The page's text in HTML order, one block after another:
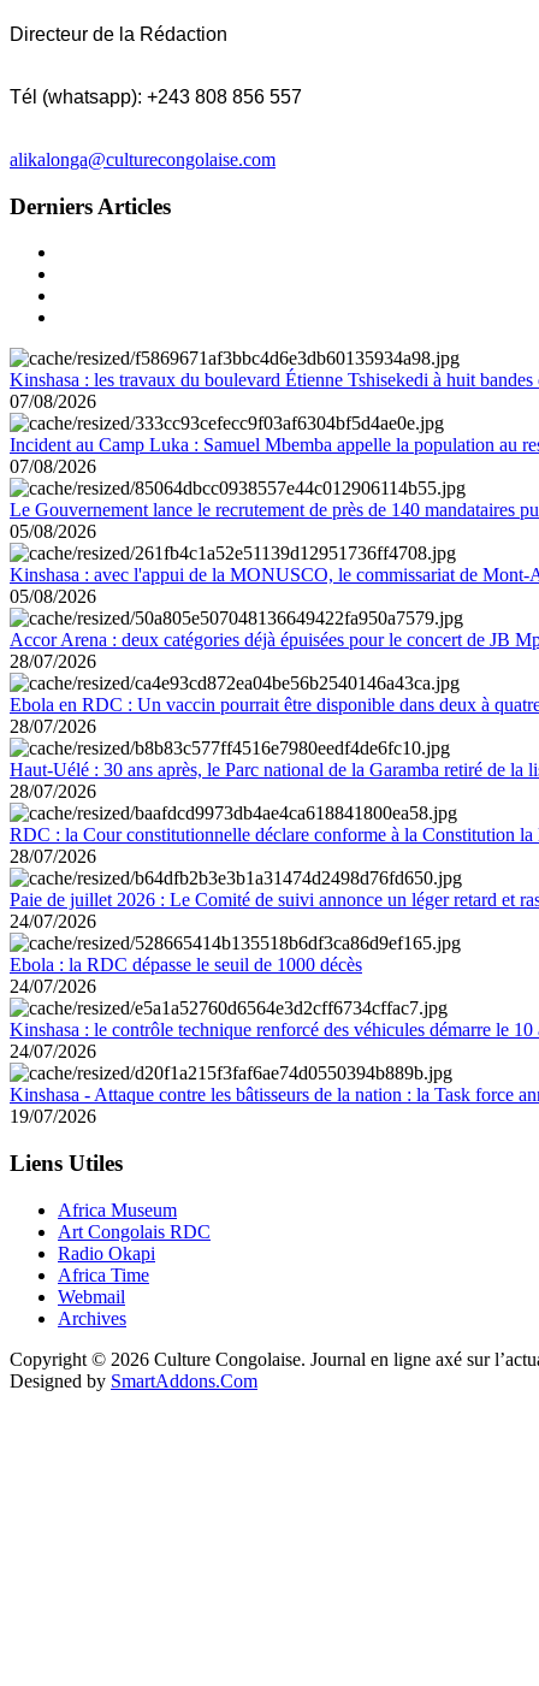
Directeur de la Rédaction
Tél (whatsapp): +243 808 856 557
alikalonga@culturecongolaise.com
Derniers Articles
Kinshasa : les travaux du boulevard Étienne Tshisekedi à huit
07/08/2026
Incident au Camp Luka : Samuel Mbemba appelle la population au
07/08/2026
Le Gouvernement lance le recrutement de près de 140 mandataires
05/08/2026
Kinshasa : avec l'appui de la MONUSCO, le commissariat de Mont-
05/08/2026
Accor Arena : deux catégories déjà épuisées pour le concert de JB
28/07/2026
Ebola en RDC : Un vaccin pourrait être disponible dans deux à
28/07/2026
Haut-Uélé : 30 ans après, le Parc national de la Garamba retiré de la
28/07/2026
RDC : la Cour constitutionnelle déclare conforme à la Constitution la
28/07/2026
Paie de juillet 2026 : Le Comité de suivi annonce un léger retard et
24/07/2026
Ebola : la RDC dépasse le seuil de 1000 décès
24/07/2026
Kinshasa : le contrôle technique renforcé des véhicules démarre le 10
24/07/2026
Kinshasa - Attaque contre les bâtisseurs de la nation : la Task force
19/07/2026
Liens Utiles
Africa Museum
Art Congolais RDC
Radio Okapi
Africa Time
Webmail
Archives
Copyright © 2026 Culture Congolaise. Journal en ligne axé sur
Designed by SmartAddons.Com